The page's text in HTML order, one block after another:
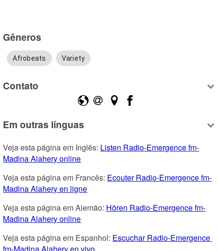
Gêneros
Afrobeats Variety
Contato
Em outras línguas
Veja esta página em Inglês: Listen Radio-Emergence fm-
Madina Alahery online
Veja esta página em Francês: Ecouter Radio-Emergence fm-
Madina Alahery en ligne
Veja esta página em Alemão: Hören Radio-Emergence fm-
Madina Alahery online
Veja esta página em Espanhol: Escuchar Radio-Emergence
fm-Madina Alahery en vivo